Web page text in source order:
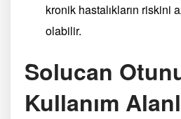
kronik hastalıkların riskini
olabilir.
Solucan
Kullanım